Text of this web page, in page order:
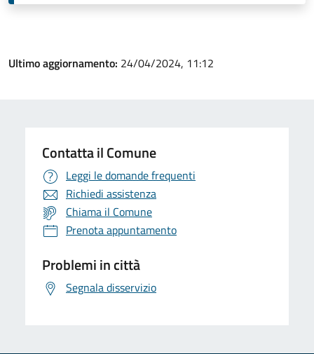
Ultimo aggiornamento: 24/04/2024, 11:12
Contatta il Comune
Leggi le domande frequenti
Richiedi assistenza
Chiama il Comune
Prenota appuntamento
Problemi in città
Segnala disservizio